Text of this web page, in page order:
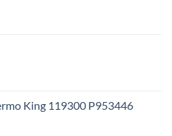
King 119300 P953446